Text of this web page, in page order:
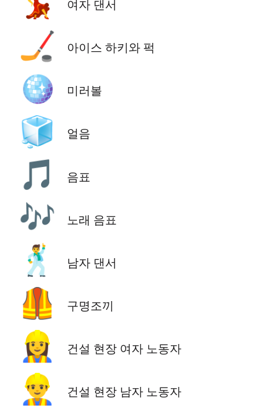
여자 댄서
🏒 아이스 하키와 퍽
🪩 미러볼
🧊 얼음
🎵 음표
🎶 노래 음표
🕺 남자 댄서
🦺 구명조끼
👷‍♀️ 건설 현장 여자 노동자
👷‍♂️ 건설 현장 남자 노동자